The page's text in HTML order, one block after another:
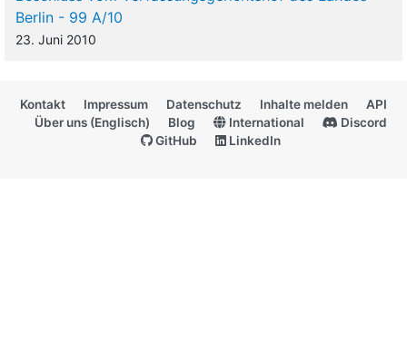
Berlin - 99 A/10
23. Juni 2010
Kontakt Impressum Datenschutz Inhalte melden
API
Über uns (Englisch)
Blog International
Discord
GitHub
LinkedIn